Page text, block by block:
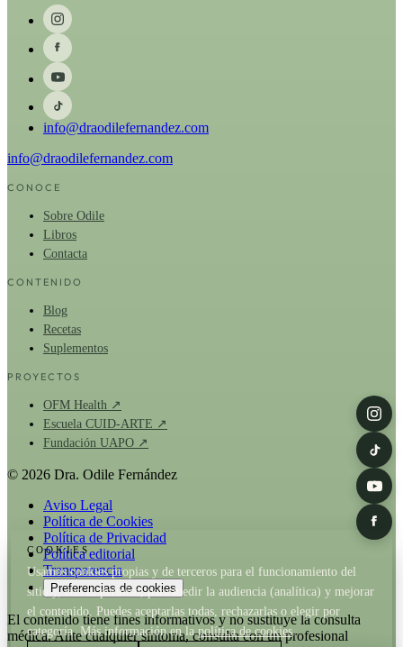
info@draodilefernandez.com
info@draodilefernandez.com
CONOCE
Sobre Odile
Libros
Contacta
CONTENIDO
Blog
Recetas
Suplementos
PROYECTOS
OFM Health ↗
Escuela CUID-ARTE ↗
Fundación UAPO ↗
© 2026 Dra. Odile Fernández
Aviso Legal
Política de Cookies
Política de Privacidad
Política editorial
Transparencia
Preferencias de cookies
El contenido tiene fines informativos y no sustituye la consulta
médica. Ante cualquier síntoma, consulta con un profesional
COOKIES
Usamos cookies propias y de terceros para el funcionamiento del
sitio y, con tu permiso, para medir la audiencia (analítica) y mejorar
el contenido. Puedes aceptarlas todas, rechazarlas o elegir por
categoría. Más información en lapolítica de cookies.